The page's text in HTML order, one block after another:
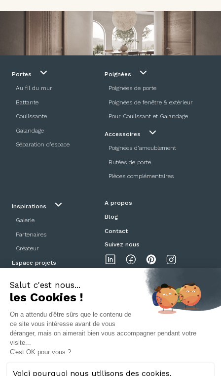
Portes
Au fil du mur
Battante
Coulissante
Galandage
Séparation d’espace
Poignées
Poignées de porte
Poignées de fenêtre & extérieur
Pour Coulissant et Galandage
Accessoires
Poignées d'ameublement
Butées de porte
Pièces complémentaires
Inspirations
Galerie
Partenaires
Créateur
Espace projets
A propos
Blog
Contact
Suivez nous
Mentions légalesPolitique de confidentialitéCGV